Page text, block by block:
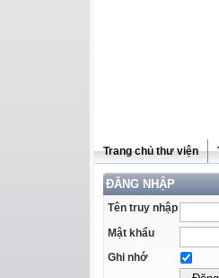
Trang chủ thư viện
ĐĂNG NHẬP
Tên truy nhập
Mật khẩu
Ghi nhớ